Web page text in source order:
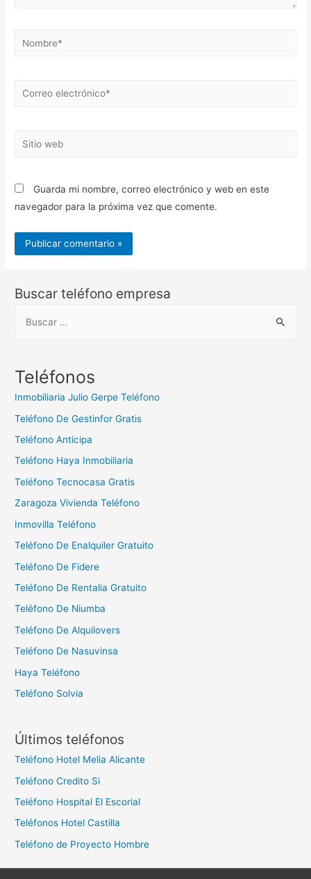
Nombre*
Correo
Sitio
Guarda mi nombre, correo electrónico y web en este
navegador para la próxima vez que comente.
Buscar teléfono empresa
c
:
Teléfonos
Inmobiliaria Julio Gerpe Teléfono
Teléfono De Gestinfor Gratis
Teléfono Anticipa
Teléfono Haya Inmobiliaria
Teléfono Tecnocasa Gratis
Zaragoza Vivienda Teléfono
Inmovilla Teléfono
Teléfono De Enalquiler Gratuito
Teléfono De Fidere
Teléfono De Rentalia Gratuito
Teléfono De Niumba
Teléfono De Alquilovers
Teléfono De Nasuvinsa
Haya Teléfono
Teléfono Solvia
Últimos teléfonos
Teléfono Hotel Melia Alicante
Teléfono Credito Si
Teléfono Hospital El Escorial
Teléfonos Hotel Castilla
Teléfono de Proyecto Hombre